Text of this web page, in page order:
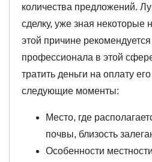
количества предложений.
сделку, уже зная
этой причине
профессионала в этой
тратить деньги на оплату
следующие моменты:
Место, где
почвы, близость
Особенности